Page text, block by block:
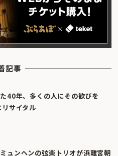
記事
40年、多くの人にその歓びを
サイタル
ュンヘンの弦楽トリオが浜離宮朝